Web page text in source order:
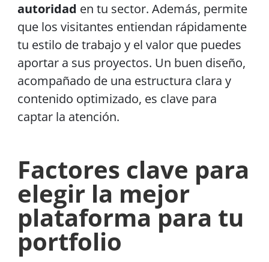
autoridad en tu sector. Además, permite
que los visitantes entiendan rápidamente
tu estilo de trabajo y el valor que puedes
aportar a sus proyectos. Un buen diseño,
acompañado de una estructura clara y
contenido optimizado, es clave para
captar la atención.
Factores clave para
elegir la mejor
plataforma para tu
portfolio